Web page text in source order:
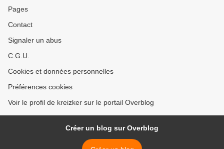
Pages
Contact
Signaler un abus
C.G.U.
Cookies et données personnelles
Préférences cookies
Voir le profil de kreizker sur le portail Overblog
Créer un blog sur Overblog